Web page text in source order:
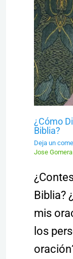
¿Cómo
Biblia?
Deja un
Jose Gomera
Biblia?
mis
los